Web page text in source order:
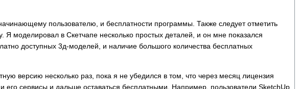
пользователю, и бесплатности программы. Также следует отметить
моделировал в Скетчапе несколько простых деталей, и он мне показался
доступных 3д-моделей, и наличие большого количества бесплатных
версию несколько раз, пока я не убедился в том, что через месяц лицензия
его сервисы и дальше оставаться бесплатными. Например, пользователи SketchUp